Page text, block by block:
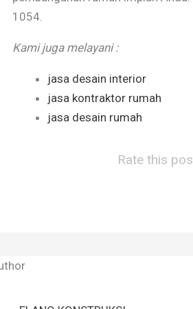
1054.
Kami juga melayani :
jasa desain interior
jasa kontraktor rumah
jasa desain rumah
Rate this